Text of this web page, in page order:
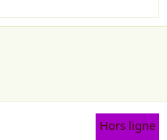
Hors ligne